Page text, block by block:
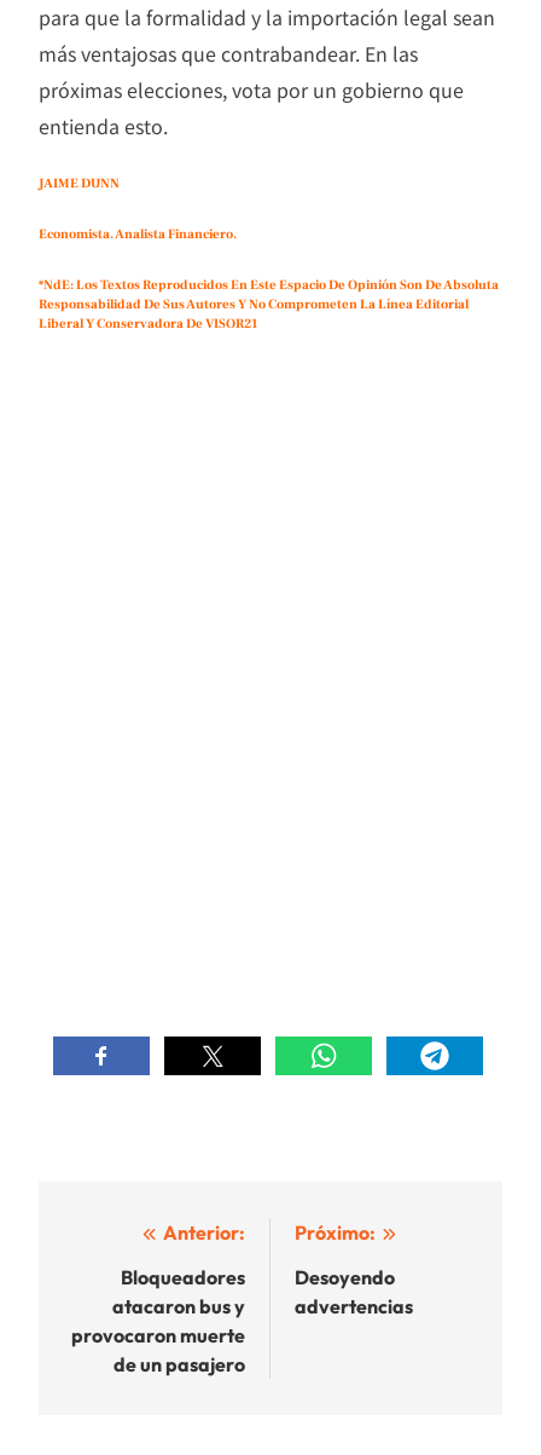
para que la formalidad y la importación legal sean
más ventajosas que contrabandear. En las
próximas elecciones, vota por un gobierno que
entienda esto.
JAIME DUNN
Economista. Analista Financiero.
*NdE: Los Textos Reproducidos En Este Espacio De Opinión Son De Absoluta
Responsabilidad De Sus Autores Y No Comprometen La Línea Editorial
Liberal Y Conservadora De VISOR21
Navegación
entradas
Anterior:
Bloqueadores
atacaron bus y
provocaron muerte
de un pasajero
Próximo:
Desoyendo
advertencias